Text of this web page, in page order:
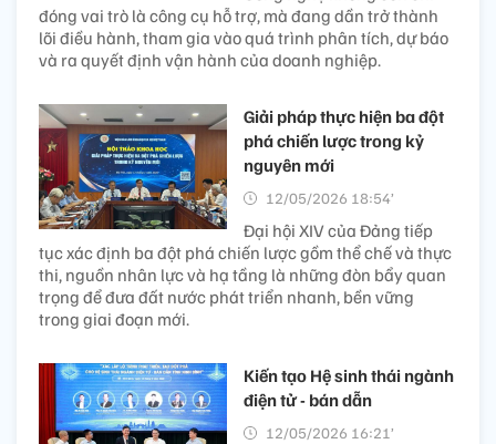
đóng vai trò là công cụ hỗ trợ, mà đang dần trở thành
lõi điều hành, tham gia vào quá trình phân tích, dự báo
và ra quyết định vận hành của doanh nghiệp.
Giải pháp thực hiện ba đột
phá chiến lược trong kỷ
nguyên mới
12/05/2026 18:54’
Đại hội XIV của Đảng tiếp
tục xác định ba đột phá chiến lược gồm thể chế và thực
thi, nguồn nhân lực và hạ tầng là những đòn bẩy quan
trọng để đưa đất nước phát triển nhanh, bền vững
trong giai đoạn mới.
Kiến tạo Hệ sinh thái ngành
điện tử - bán dẫn
12/05/2026 16:21’